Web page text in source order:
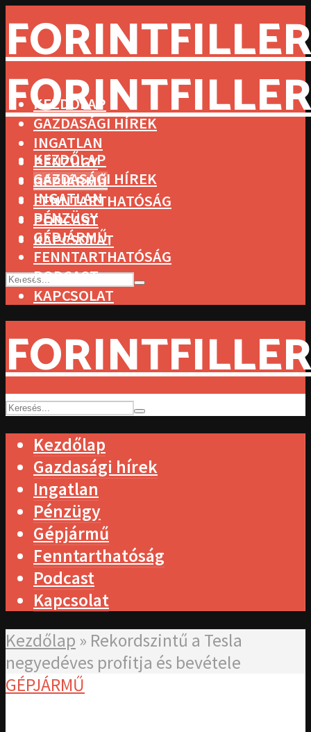
KEZDŐLAP
GAZDASÁGI HÍREK
INGATLAN
PÉNZÜGY
GÉPJÁRMŰ
FENNTARTHATÓSÁG
PODCAST
KAPCSOLAT
KEZDŐLAP
GAZDASÁGI HÍREK
INGATLAN
PÉNZÜGY
GÉPJÁRMŰ
FENNTARTHATÓSÁG
PODCAST
KAPCSOLAT
Kezdőlap
Gazdasági hírek
Ingatlan
Pénzügy
Gépjármű
Fenntarthatóság
Podcast
Kapcsolat
Kezdőlap » Rekordszintű a Tesla
negyedéves profitja és bevétele
GÉPJÁRMŰ